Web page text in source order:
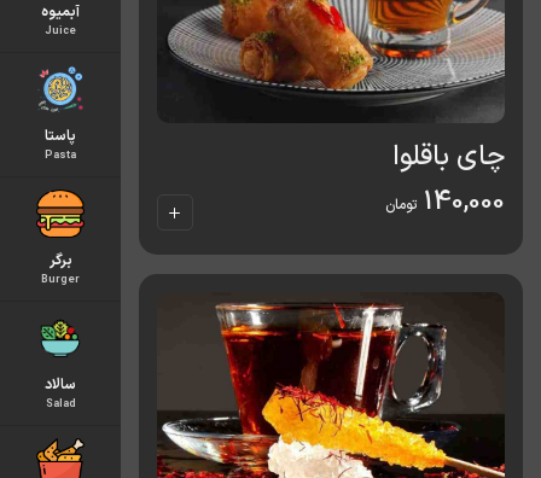
آبمیوه
Juice
پاستا
Pasta
برگر
Burger
سالاد
Salad
چای باقلوا
140,000 تومان